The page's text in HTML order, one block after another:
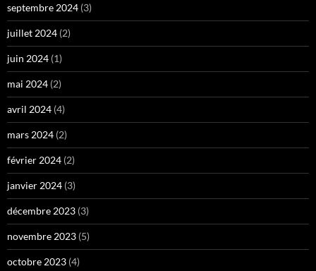
septembre 2024 (3)
juillet 2024 (2)
juin 2024 (1)
mai 2024 (2)
avril 2024 (4)
mars 2024 (2)
février 2024 (2)
janvier 2024 (3)
décembre 2023 (3)
novembre 2023 (5)
octobre 2023 (4)